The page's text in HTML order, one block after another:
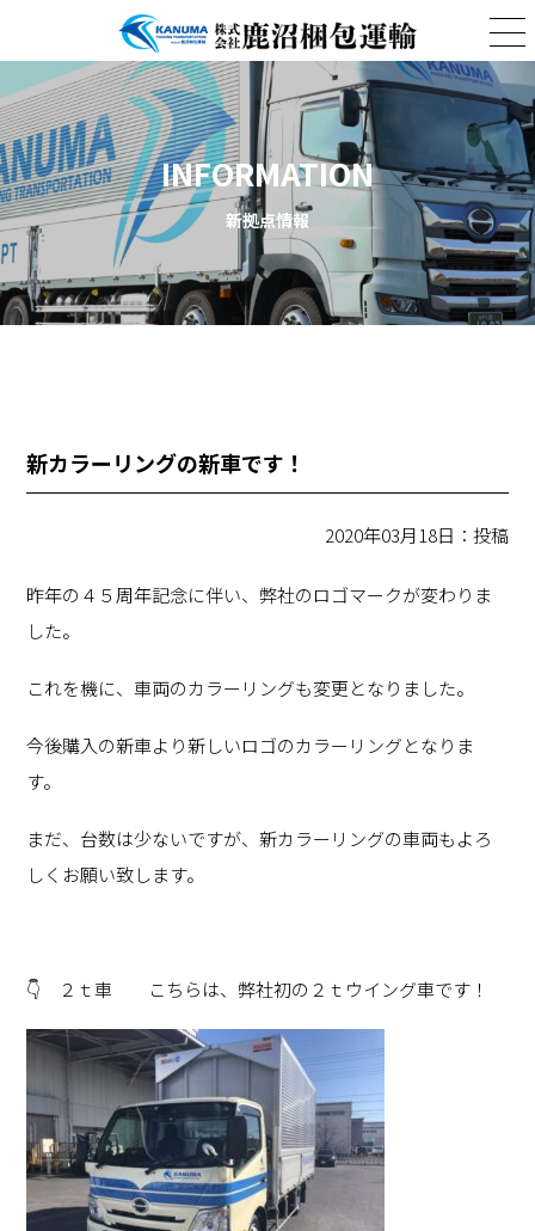
INFORMATION
新拠点情報
新カラーリングの新車です！
2020年03月18日：投稿
昨年の４５周年記念に伴い、弊社のロゴマークが変わりま
した。
これを機に、車両のカラーリングも変更となりました。
今後購入の新車より新しいロゴのカラーリングとなりま
す。
まだ、台数は少ないですが、新カラーリングの車両もよろ
しくお願い致します。
👇 ２ｔ車 こちらは、弊社初の２ｔウイング車です！